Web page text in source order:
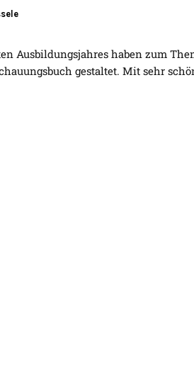
Ausbildungsjahres haben zum
gestaltet. Mit sehr